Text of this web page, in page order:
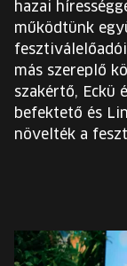
hazai
működtünk
más szereplő
szakértő, Eckü
befektető és
növelték a